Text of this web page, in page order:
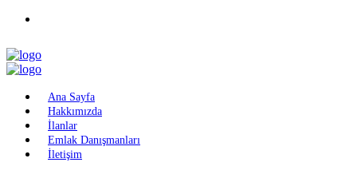
Ana Sayfa
Hakkımızda
İlanlar
Emlak Danışmanları
İletişim